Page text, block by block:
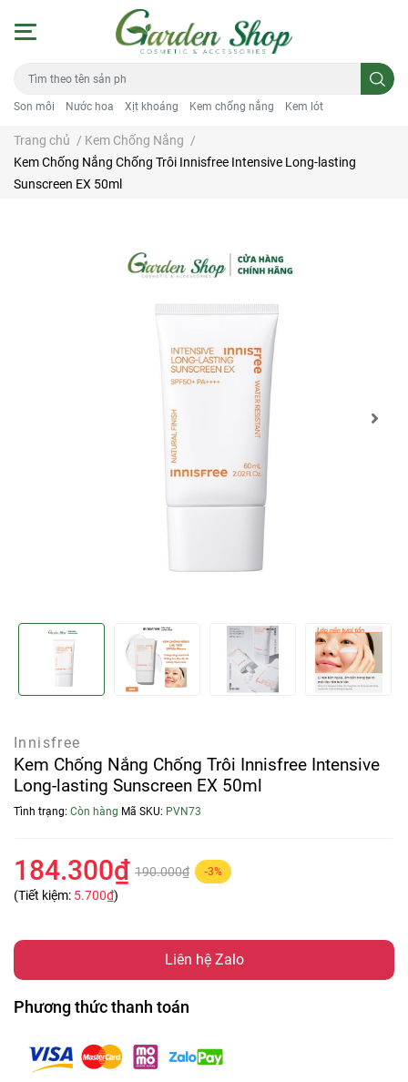
Son môi Nước hoa Xịt khoáng Kem chống nắng Kem lót
Trang chủ / Kem Chống Nắng /
Kem Chống Nắng Chống Trôi Innisfree Intensive Long-lasting
Sunscreen EX 50ml
Innisfree
Kem Chống Nắng Chống Trôi Innisfree Intensive
Long-lasting Sunscreen EX 50ml
Tình trạng: Còn hàng Mã SKU: PVN73
184.300₫ 190.000₫ -3%
(Tiết kiệm: 5.700₫)
Liên hệ Zalo
Phương thức thanh toán